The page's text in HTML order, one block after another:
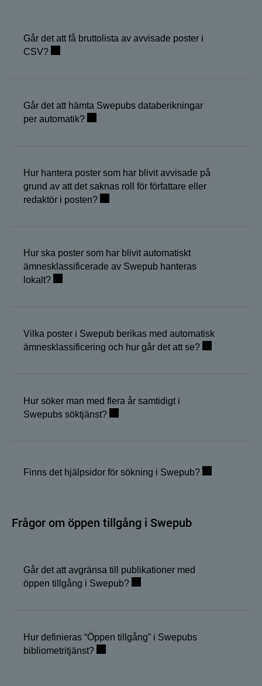
Går det att få bruttolista av avvisade poster i
CSV?
Går det att hämta Swepubs databerikningar
per automatik?
Hur hantera poster som har blivit avvisade på
grund av att det saknas roll för författare eller
redaktör i posten?
Hur ska poster som har blivit automatiskt
ämnesklassificerade av Swepub hanteras
lokalt?
Vilka poster i Swepub berikas med automatisk
ämnesklassificering och hur går det att se?
Hur söker man med flera år samtidigt i
Swepubs söktjänst?
Finns det hjälpsidor för sökning i Swepub?
Frågor om öppen tillgång i Swepub
Går det att avgränsa till publikationer med
öppen tillgång i Swepub?
Hur definieras “Öppen tillgång” i Swepubs
bibliometritjänst?